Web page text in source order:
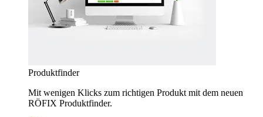
Produktfinder
Mit wenigen Klicks zum richtigen Produkt mit dem neuen
RÖFIX Produktfinder.